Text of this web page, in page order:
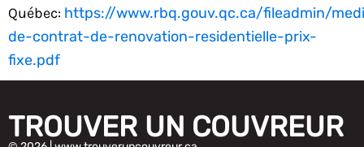
Québec: https://www.rbq.gouv.qc.ca/fileadmin/
de-contrat-de-renovation-residentielle-prix-
fixe.pdf
TROUVER UN COUVREUR